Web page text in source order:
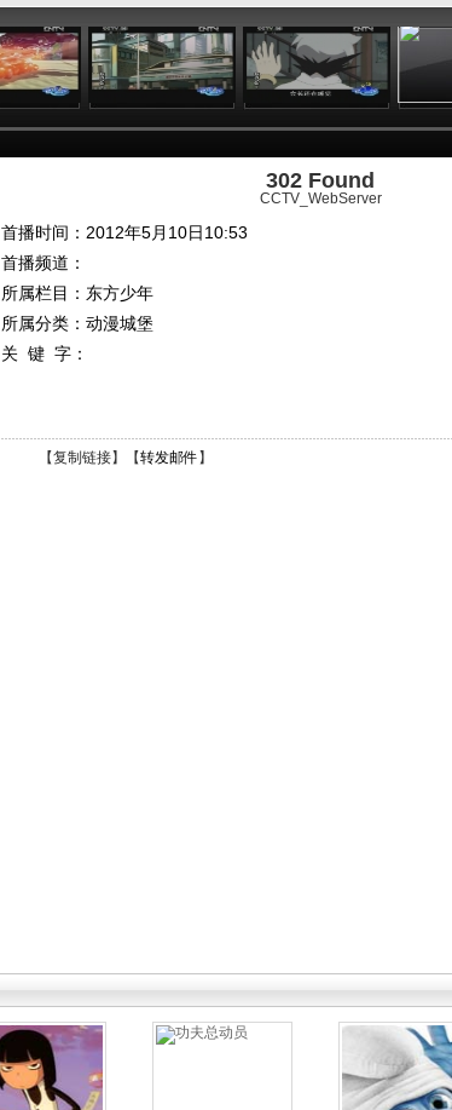
18:35 19:20 19:28
302 Found
CCTV_WebServer
首播时间：2012年5月10日10:53
首播频道：
所属栏目： 东方少年
所属分类：动漫城堡
关 键 字：
【复制链接】【转发邮件 】